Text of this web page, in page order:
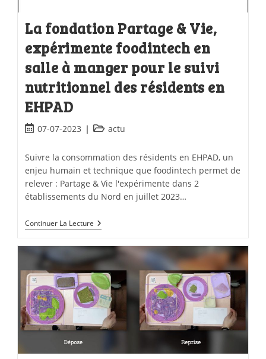
La fondation Partage & Vie,
expérimente foodintech en
salle à manger pour le suivi
nutritionnel des résidents en
EHPAD
07-07-2023 actu
Suivre la consommation des résidents en EHPAD, un
enjeu humain et technique que foodintech permet de
relever : Partage & Vie l'expérimente dans 2
établissements du Nord en juillet 2023…
Continuer La Lecture